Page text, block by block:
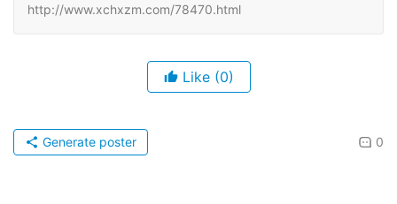
http://www.xchxzm.com/78470.html
Like (0)
0
Generate poster